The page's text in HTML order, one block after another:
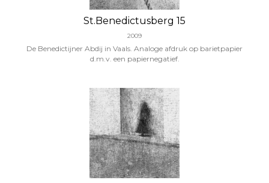
St.Benedictusberg 15
2009
De Benedictijner Abdij in Vaals. Analoge afdruk op barietpapier
d.m.v. een papiernegatief.